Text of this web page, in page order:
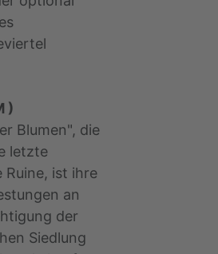
)
Blumen", die
letzte
Ruine, ist ihre
an
der
Siedlung